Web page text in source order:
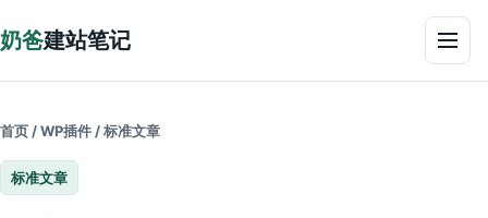
奶爸建站笔记 菜单
首页 /WP插件 /标准文章
标准文章